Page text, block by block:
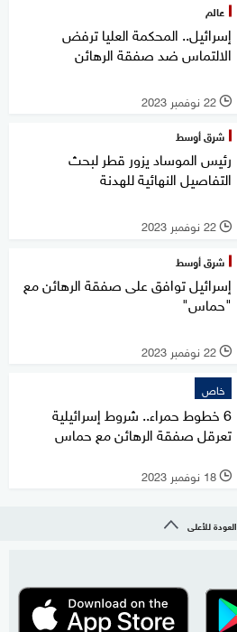
عالم
إسرائيل.. المحكمة العليا ترفض
الالتماس ضد صفقة الرهائن
l 22 نوفمبر 2023
شرق أوسط
رئيس الموساد يزور قطر لبحث
التفاصيل النهائية للهدنة
l 22 نوفمبر 2023
شرق أوسط
إسرائيل توافق على صفقة الرهائن مع
"حماس"
l 22 نوفمبر 2023
خاص
6 خطوط حمراء.. شروط إسرائيلية
تعرقل صفقة الرهائن مع حماس
l 18 نوفمبر 2023
العودة للأعلى